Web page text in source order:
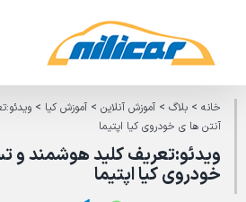
content
خانه> بلاگ> آموزش آنلاین> آموزش کیا >
آنتن ها ی خودروی کیا اپتیما
ویدئو:تعریف کلید هوشمند و
خودروی کیا اپتیما